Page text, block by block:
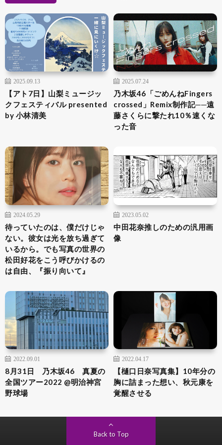
2025.09.13
【アト7日】山梨ミュージッ
クフェスティバル presented
by 小林清美
2025.07.24
乃木坂46「ごめんねFingers
crossed」Remix制作記──遠
藤さくらに撃たれ10％速くな
った音
2024.05.29
待っていたのは、僕だけじゃ
ない。彼女は光を放ち過ぎて
いるから。でも写真の世界の
松田好花をこう呼びかけるの
は自由、『振り向いて』
2023.05.02
中田花奈推しのための汎用画
像
2022.09.01
8月31日 乃木坂46 真夏の
全国ツアー2022 @明治神宮
野球場
2022.04.17
【樋口日奈写真集】10年分の
胸に詰まった想い、秋元康を
覚醒させる
Back to Top